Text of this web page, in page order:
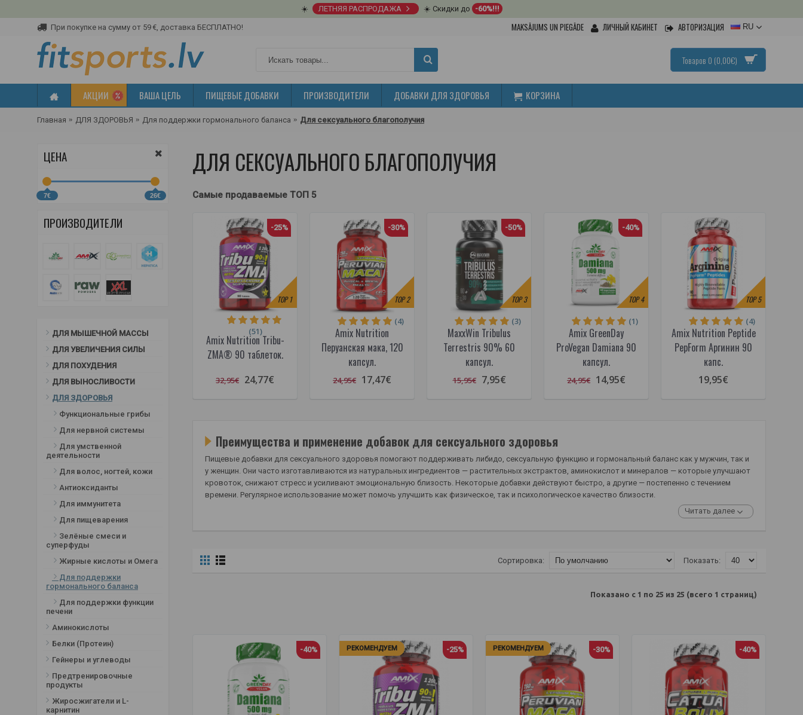
☀️ ЛЕТНЯЯ РАСПРОДАЖА ☀️ Скидки до -60%!!!
При покупке на сумму от 59 €, доставка БЕСПЛАТНО! MAKSĀJUMS UN PIEGĀDE ЛИЧНЫЙ КАБИНЕТ АВТОРИЗАЦИЯ RU
Товаров 0 (0,00€)
АКЦИИ ВАША ЦЕЛЬ ПИЩЕВЫЕ ДОБАВКИ ПРОИЗВОДИТЕЛИ ДОБАВКИ ДЛЯ ЗДОРОВЬЯ КОРЗИНА
Главная ДЛЯ ЗДОРОВЬЯ Для поддержки гормонального баланса Для сексуального благополучия
ЦЕНА
7€ 26€
ПРОИЗВОДИТЕЛИ
ДЛЯ МЫШЕЧНОЙ МАССЫ
ДЛЯ УВЕЛИЧЕНИЯ СИЛЫ
ДЛЯ ПОХУДЕНИЯ
ДЛЯ ВЫНОСЛИВОСТИ
ДЛЯ ЗДОРОВЬЯ
Функциональные грибы
Для нервной системы
Для умственной
деятельности
Для волос, ногтей, кожи
Антиоксиданты
Для иммунитета
Для пищеварения
Зелёные смеси и
суперфуды
Жирные кислоты и Омега
Для поддержки
гормонального баланса
Для поддержки функции
печени
Аминокислоты
Белки (Протеин)
Гейнеры и углеводы
Предтренировочные
продукты
Жиросжигатели и L-
карнитин
ДЛЯ СЕКСУАЛЬНОГО БЛАГОПОЛУЧИЯ
Самые продаваемые ТОП 5
TOP1
-25%
Amix Nutrition Tribu-
ZMA® 90 таблеток.
(51)
32,95€ 24,77€
TOP2
-30%
Amix Nutrition
Перуанская мака, 120
капсул.
(4)
24,95€ 17,47€
TOP3
-50%
MaxxWin Tribulus
Terrestris 90% 60
капсул.
(3)
15,95€ 7,95€
TOP4
-40%
Amix GreenDay
ProVegan Damiana 90
капсул.
(1)
24,95€ 14,95€
TOP5
Amix Nutrition Peptide
PepForm Аргинин 90
капс.
(4)
19,95€
Преимущества и применение добавок для сексуального здоровья
Пищевые добавки для сексуального здоровья помогают поддерживать либидо, сексуальную функцию и гормональный баланс как у мужчин, так и
у женщин. Они часто изготавливаются из натуральных ингредиентов — растительных экстрактов, аминокислот и минералов — которые улучшают
кровоток, снижают стресс и усиливают эмоциональную близость. Некоторые добавки действуют быстро, а другие — постепенно с течением
времени. Регулярное использование может помочь улучшить как физическое, так и психологическое качество близости.
Читать далее
Показать:
Сортировка:
Показано с 1 по 25 из 25 (всего 1 страниц)
-40% РЕКОМЕНДУЕМ -25% РЕКОМЕНДУЕМ -30% -40%